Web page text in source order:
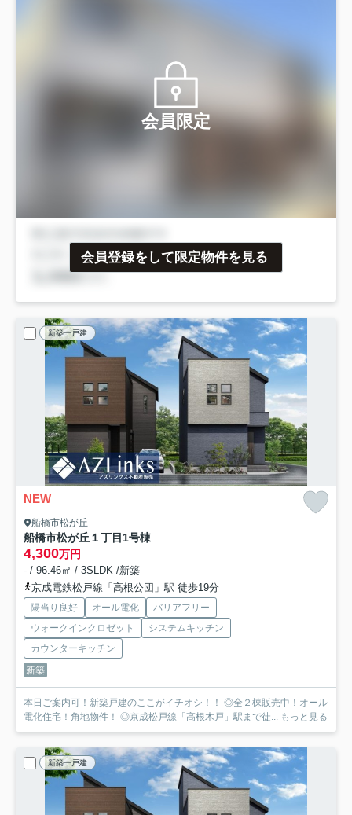
会員限定
会員登録をして限定物件を見る
新築一戸建
NEW
船橋市松が丘
船橋市松が丘１丁目 1号棟
4,300万円
- / 96.46㎡ / 3SLDK /新築
京成電鉄松戸線「高根公団」駅 徒歩19分
陽当り良好 オール電化
バリアフリー
ウォークインクロゼット
システムキッチン
カウンターキッチン
新築
本日ご案内可！新築戸建のここがイチオシ！！ ◎全２棟販売中！オール
電化住宅！角地物件！ ◎京成松戸線「高根木戸」駅まで徒... もっと見る
新築一戸建